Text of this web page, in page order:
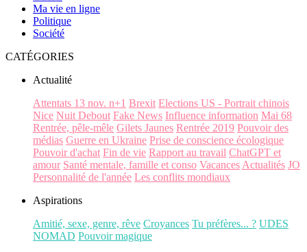
Ma vie en ligne
Politique
Société
CATÉGORIES
Actualité
Attentats 13 nov. n+1 Brexit Elections US - Portrait chinois
Nice Nuit Debout Fake News Influence information Mai 68
Rentrée, pêle-mêle Gilets Jaunes Rentrée 2019 Pouvoir des
médias Guerre en Ukraine Prise de conscience écologique
Pouvoir d'achat Fin de vie Rapport au travail ChatGPT et
amour Santé mentale, famille et conso Vacances Actualités JO
Personnalité de l'année Les conflits mondiaux
Aspirations
Amitié, sexe, genre, rêve Croyances Tu préfères... ? UDES
NOMAD Pouvoir magique